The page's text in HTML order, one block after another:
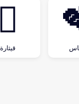
🪉
قيثارة